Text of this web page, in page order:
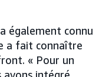
également connu
a fait connaître
« Pour un